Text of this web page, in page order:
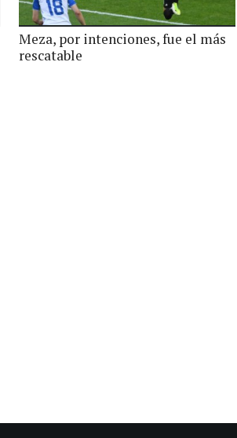
Meza, por intenciones, fue el más
rescatable